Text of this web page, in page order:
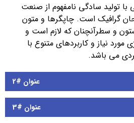
تولید سادگی نامفهوم از صنعت
گرافیک است. چاپگرها و متون
و سطرآنچنان که لازم است و
مورد نیاز و کاربردهای متنوع با
می باشد.
عنوان #2
عنوان #3